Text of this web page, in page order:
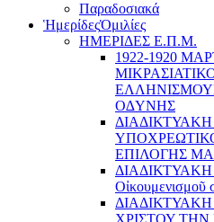
Παραδοσιακά
ἩμερίδεςὉμιλίες
ΗΜΕΡΙΔΕΣ Ε.Π.Μ.
1922-1920
O∆YΝΗΣ
EΠΙΛΟΓΗΣ
ΔΙΑΔΙΚΤΥΑΚΗ
Οἰκουμενισμοῦ
ΧΡΙΣΤΟΥ ΤΗΝ